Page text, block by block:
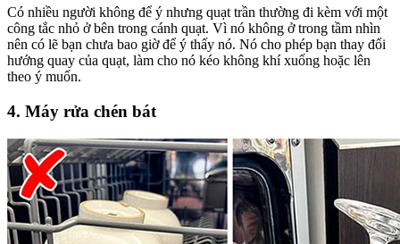
Có nhiều người không để ý nhưng quạt trần thường đi kèm với một
công tắc nhỏ ở bên trong cánh quạt. Vì nó không ở trong tầm nhìn
nên có lẽ bạn chưa bao giờ để ý thấy nó. Nó cho phép bạn thay đổi
hướng quay của quạt, làm cho nó kéo không khí xuống hoặc lên
theo ý muốn.
4. Máy rửa chén bát